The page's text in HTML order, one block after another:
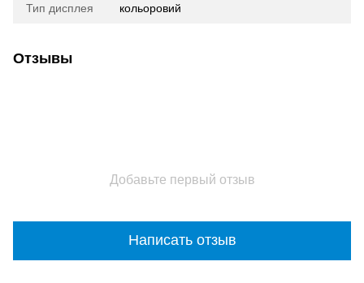
Тип дисплея кольоровий
Отзывы
Добавьте первый отзыв
Написать отзыв